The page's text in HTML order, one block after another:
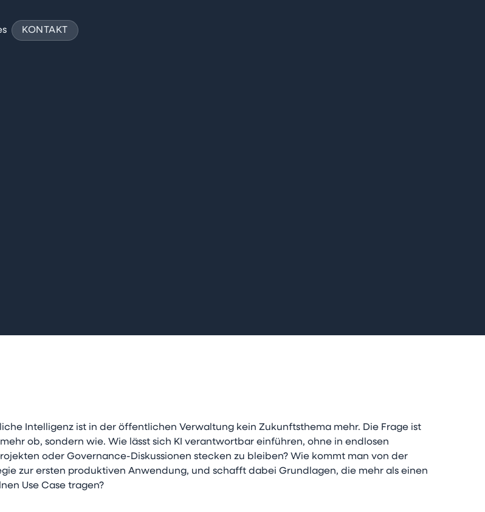
KONTAKT
Intelligenz ist in der öffentlichen Verwaltung kein Zukunftsthema mehr. Die Frage ist
ob, sondern wie. Wie lässt sich KI verantwortbar einführen, ohne in endlosen
oder Governance-Diskussionen stecken zu bleiben? Wie kommt man von der
zur ersten produktiven Anwendung, und schafft dabei Grundlagen, die mehr als einen
Use Case tragen?